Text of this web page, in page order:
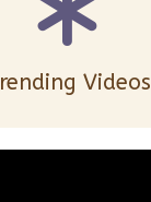
Videos